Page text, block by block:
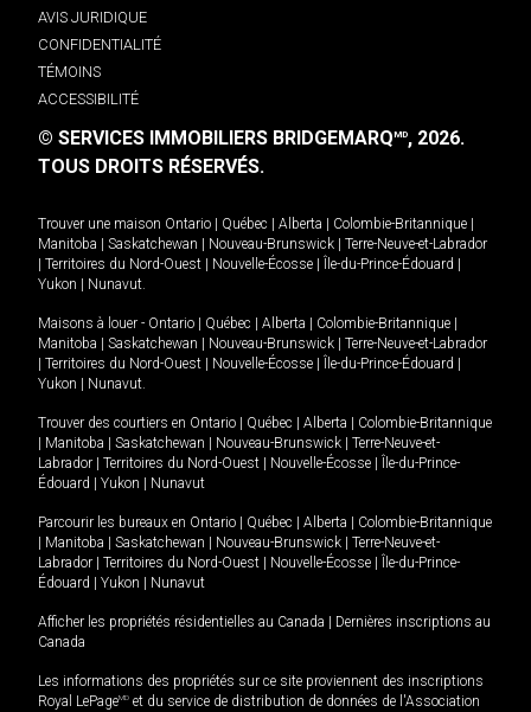
AVIS JURIDIQUE
CONFIDENTIALITÉ
TÉMOINS
ACCESSIBILITÉ
© SERVICES IMMOBILIERS BRIDGEMARQMD, 2026.
TOUS DROITS RÉSERVÉS.
Trouver une maison Ontario Québec Alberta Colombie-Britannique
Manitoba
Saskatchewan Nouveau-Brunswick
Terre-Neuve-et-Labrador
Territoires du Nord-Ouest Nouvelle-Écosse Île-du-Prince-Édouard
Yukon
Nunavut.
Maisons à louer - Ontario Québec Alberta Colombie-Britannique
Manitoba
Saskatchewan Nouveau-Brunswick
Terre-Neuve-et-Labrador
Territoires du Nord-Ouest Nouvelle-Écosse Île-du-Prince-Édouard
Yukon
Nunavut.
Trouver des courtiers en Ontario Québec Alberta
Colombie-Britannique
Manitoba Saskatchewan Nouveau-Brunswick
Terre-Neuve-et-
Labrador
Territoires du Nord-Ouest Nouvelle-Écosse
Île-du-Prince-
Édouard
Yukon Nunavut
Parcourir les bureaux en Ontario Québec Alberta
Colombie-Britannique
Manitoba Saskatchewan Nouveau-Brunswick
Terre-Neuve-et-
Labrador
Territoires du Nord-Ouest Nouvelle-Écosse
Île-du-Prince-
Édouard
Yukon Nunavut
Afficher les propriétés résidentielles au Canada
Dernières inscriptions au
Canada
Les informations des propriétés sur ce site proviennent des inscriptions
Royal LePageMD et du service de distribution de données de l'Association